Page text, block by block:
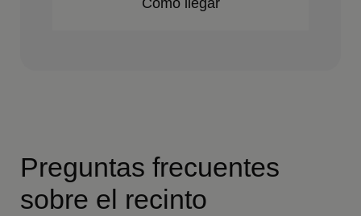
Cómo llegar
Preguntas frecuentes
sobre el recinto